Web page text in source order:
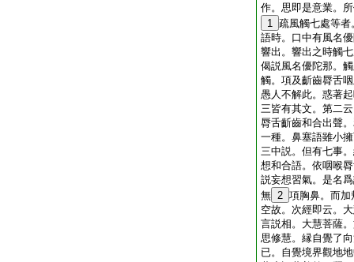
作。思即是意業。
1 疏風觸七處等
語時。口中有風名
響出。響出之時觸
偈説風名優陀那。
觸。項及齗齒脣舌
愚人不解此。惑著
三皆有其文。第二
脣舌齗齒和合出聲
一種。鼻塞語雖小
三中説。但有七事
想和合語。依咽喉
説妄想習氣。是名
無 2 項胸鼻。而加
空故。次經即云。
言説相。大慧菩薩
思修慧。縁自覺了
已。自覺境界觀地